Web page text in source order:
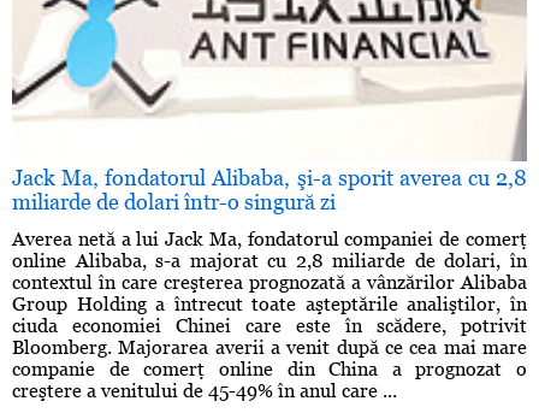
Jack Ma, fondatorul Alibaba, şi-a sporit averea cu 2,8
miliarde de dolari într-o singură zi
Averea netă a lui Jack Ma, fondatorul companiei de comerţ
online Alibaba, s-a majorat cu 2,8 miliarde de dolari, în
contextul în care creşterea prognozată a vânzărilor Alibaba
Group Holding a întrecut toate aşteptările analiştilor, în
ciuda economiei Chinei care este în scădere, potrivit
Bloomberg. Majorarea averii a venit după ce cea mai mare
companie de comerţ online din China a prognozat o
creştere a venitului de 45-49% în anul care ...